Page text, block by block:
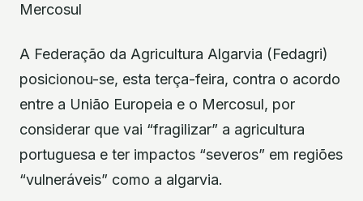
Mercosul
A Federação da Agricultura Algarvia (Fedagri)
posicionou-se, esta terça-feira, contra o acordo
entre a União Europeia e o Mercosul, por
considerar que vai “fragilizar” a agricultura
portuguesa e ter impactos “severos” em regiões
“vulneráveis” como a algarvia.